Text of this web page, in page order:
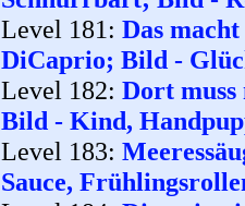
Level 181: Das
DiCaprio; Bild -
Level 182: Dort muss
Bild - Kind,
Level 183:
Sauce,